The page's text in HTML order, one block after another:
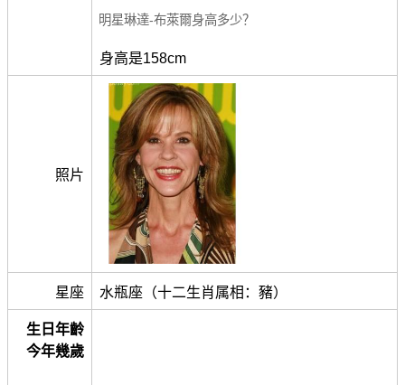
明星琳達-布萊爾身高多少？
身高是158cm
照片
星座 水瓶座（十二生肖属相：豬）
生日年齡
今年幾歲